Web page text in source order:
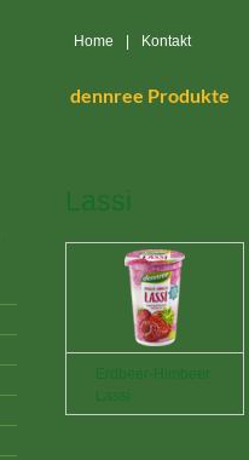
Lassi
Erdbeer-Himbeer
Lassi
dennree Produkte
Home Kontakt